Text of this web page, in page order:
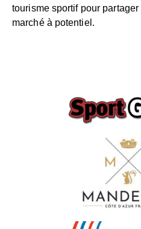
tourisme sportif pour partager
marché à potentiel.